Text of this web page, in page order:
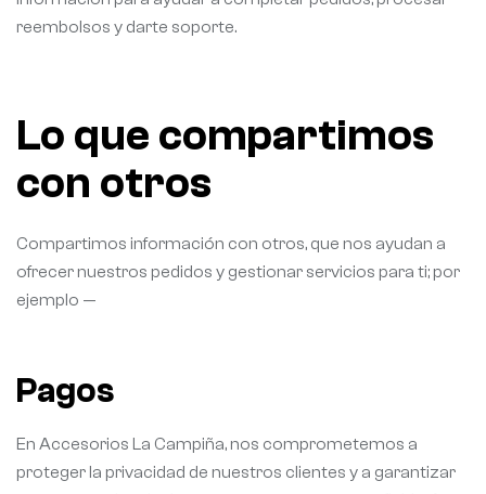
reembolsos y darte soporte.
Lo que compartimos
con otros
Compartimos información con otros, que nos ayudan a
ofrecer nuestros pedidos y gestionar servicios para ti; por
ejemplo —
Pagos
En Accesorios La Campiña, nos comprometemos a
proteger la privacidad de nuestros clientes y a garantizar